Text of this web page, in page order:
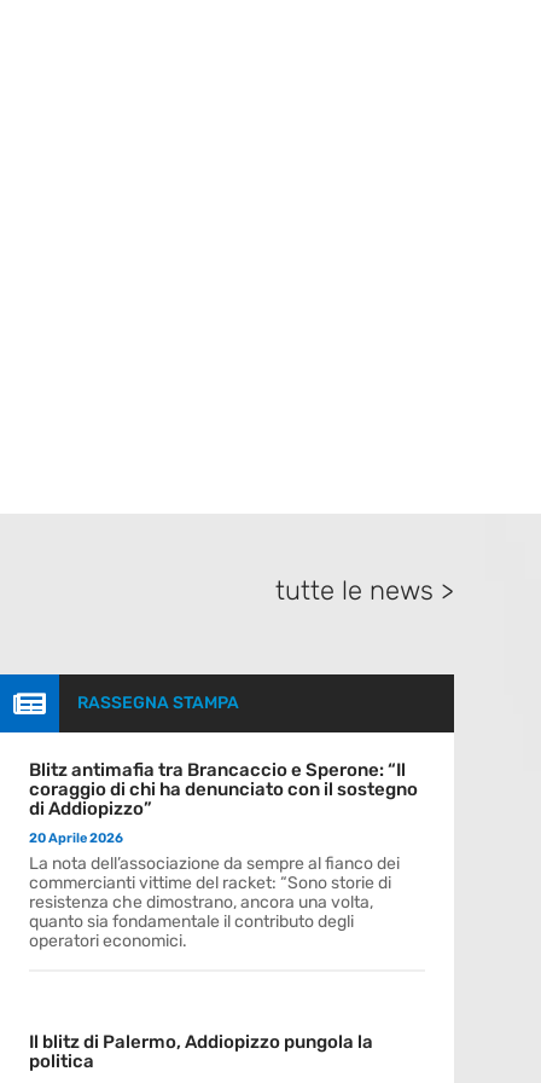
tutte le news >
 RASSEGNA STAMPA
Blitz antimafia tra Brancaccio e Sperone: “Il
coraggio di chi ha denunciato con il sostegno
di Addiopizzo”
20 Aprile 2026
La nota dell’associazione da sempre al fianco dei
commercianti vittime del racket: “Sono storie di
resistenza che dimostrano, ancora una volta,
quanto sia fondamentale il contributo degli
operatori economici.
Il blitz di Palermo, Addiopizzo pungola la
politica